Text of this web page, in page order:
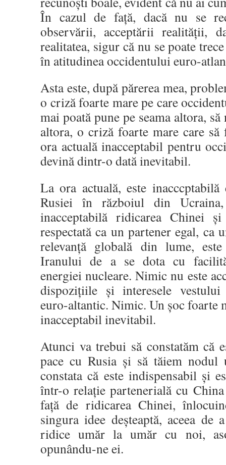
În cazul de față, dacă nu se
observării, acceptării realității,
realitatea, sigur că nu se poate
în atitudinea occidentului euro-
Asta este, după părerea mea,
o criză foarte mare pe care
mai poată pune pe seama altora,
altora, o criză foarte mare care să
ora actuală inacceptabil pentru
devină dintr-o dată inevitabil.
La ora actuală, este
Rusiei în războiul din
inacceptabilă ridicarea Chinei
respectată ca un partener egal,
relevanță globală din lume,
Iranului de a se dota cu
energiei nucleare. Nimic nu este
dispozițiile și interesele
euro-altantic. Nimic. Un șoc foarte
inacceptabil inevitabil.
Atunci va trebui să constatăm că
pace cu Rusia și să tăiem nodul
constata că este indispensabil și
într-o relație partenerială cu
față de ridicarea Chinei,
singura idee deșteaptă, aceea de
ridice umăr la umăr cu noi,
opunându-ne ei.